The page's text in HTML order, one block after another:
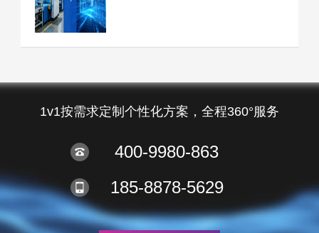
1v1按需求定制个性化方案，全程360°服务
400-9980-863
185-8878-5629